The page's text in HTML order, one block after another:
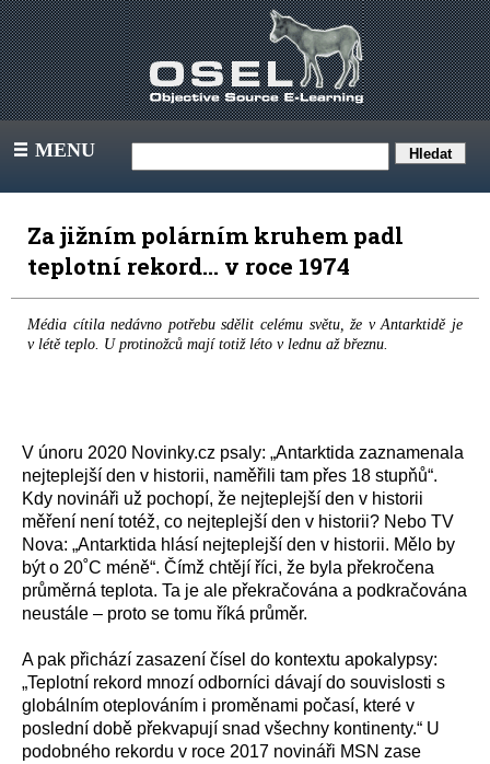
III MENU
Za jižním polárním kruhem padl
teplotní rekord... v roce 1974
Média cítila nedávno potřebu sdělit celému světu, že v Antarktidě je
v létě teplo. U protinožců mají totiž léto v lednu až březnu.
V únoru 2020 Novinky.cz psaly: „Antarktida zaznamenala
nejteplejší den v historii, naměřili tam přes 18 stupňů“.
Kdy novináři už pochopí, že nejteplejší den v historii
měření není totéž, co nejteplejší den v historii? Nebo TV
Nova: „Antarktida hlásí nejteplejší den v historii. Mělo by
být o 20˚C méně“. Čímž chtějí říci, že byla překročena
průměrná teplota. Ta je ale překračována a podkračována
neustále – proto se tomu říká průměr.
A pak přichází zasazení čísel do kontextu apokalypsy:
„Teplotní rekord mnozí odborníci dávají do souvislosti s
globálním oteplováním i proměnami počasí, které v
poslední době překvapují snad všechny kontinenty.“ U
podobného rekordu v roce 2017 novináři MSN zase